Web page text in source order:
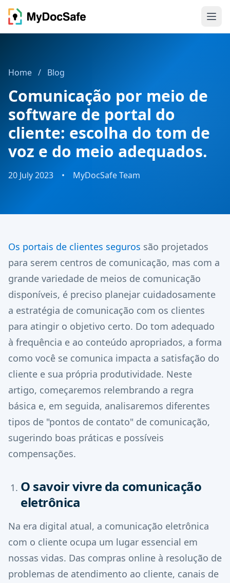
Home / Blog
Comunicação por meio de
software de portal do
cliente: escolha do tom de
voz e do meio adequados.
20 July 2023 • MyDocSafe Team
Os portais de clientes seguros são projetados
para serem centros de comunicação, mas com a
grande variedade de meios de comunicação
disponíveis, é preciso planejar cuidadosamente
a estratégia de comunicação com os clientes
para atingir o objetivo certo. Do tom adequado
à frequência e ao conteúdo apropriados, a forma
como você se comunica impacta a satisfação do
cliente e sua própria produtividade. Neste
artigo, começaremos relembrando a regra
básica e, em seguida, analisaremos diferentes
tipos de "pontos de contato" de comunicação,
sugerindo boas práticas e possíveis
compensações.
O savoir vivre da comunicação
eletrônica
Na era digital atual, a comunicação eletrônica
com o cliente ocupa um lugar essencial em
nossas vidas. Das compras online à resolução de
problemas de atendimento ao cliente, canais de